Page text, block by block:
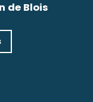
de Blois